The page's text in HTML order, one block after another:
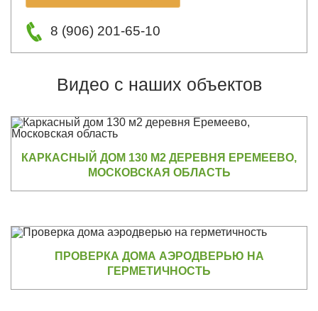
8 (906) 201-65-10
Видео с наших объектов
КАРКАСНЫЙ ДОМ 130 М2 ДЕРЕВНЯ ЕРЕМЕЕВО,
МОСКОВСКАЯ ОБЛАСТЬ
ПРОВЕРКА ДОМА АЭРОДВЕРЬЮ НА
ГЕРМЕТИЧНОСТЬ